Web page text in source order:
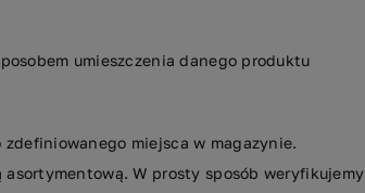
umieszczenia danego produktu
miejsca w magazynie.
W prosty sposób weryfikujemy